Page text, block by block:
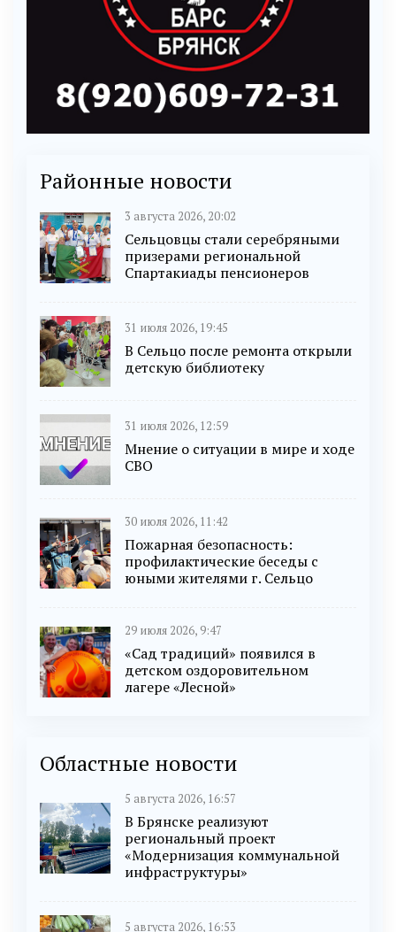
Районные новости
3 августа 2026, 20:02
Сельцовцы стали серебряными
призерами региональной
Спартакиады пенсионеров
31 июля 2026, 19:45
В Сельцо после ремонта открыли
детскую библиотеку
31 июля 2026, 12:59
Мнение о ситуации в мире и ходе
СВО
30 июля 2026, 11:42
Пожарная безопасность:
профилактические беседы с
юными жителями г. Сельцо
29 июля 2026, 9:47
«Сад традиций» появился в
детском оздоровительном
лагере «Лесной»
Областные новости
5 августа 2026, 16:57
В Брянске реализуют
региональный проект
«Модернизация коммунальной
инфраструктуры»
5 августа 2026, 16:53